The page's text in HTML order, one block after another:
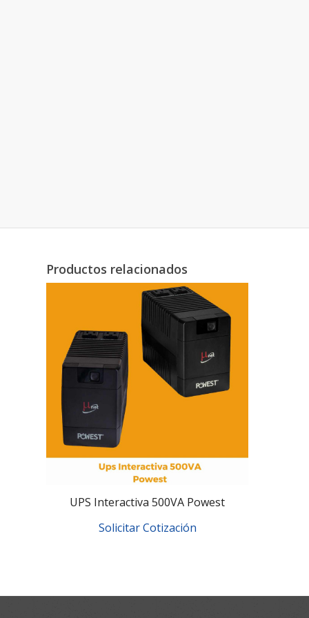
Productos relacionados
UPS Interactiva 500VA Powest
Solicitar Cotización